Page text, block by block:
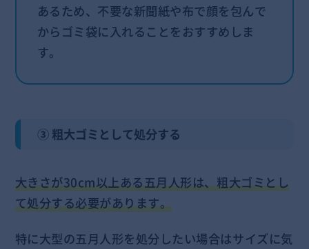
あるため、不要な新聞紙や布で顔を包んで
からゴミ袋に入れることをおすすめしま
す。
③ 粗大ゴミとして処分する
大きさが30cm以上ある五月人形は、粗大ゴミとし
て処分する必要があります。
特に大型の五月人形を処分したい場合はサイズに気